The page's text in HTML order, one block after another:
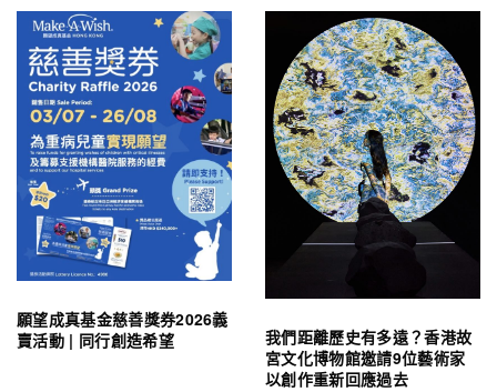
願望成真基金慈善獎券2026義
賣活動 | 同行創造希望
我們距離歷史有多遠？香港故
宮文化博物館邀請9位藝術家
以創作重新回應過去